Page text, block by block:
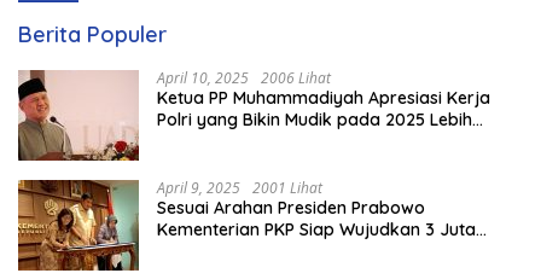
Berita Populer
April 10, 2025 2006 Lihat
Ketua PP Muhammadiyah Apresiasi Kerja
Polri yang Bikin Mudik pada 2025 Lebih
April 9, 2025 2001 Lihat
Sesuai Arahan Presiden Prabowo
Kementerian PKP Siap Wujudkan 3 Juta